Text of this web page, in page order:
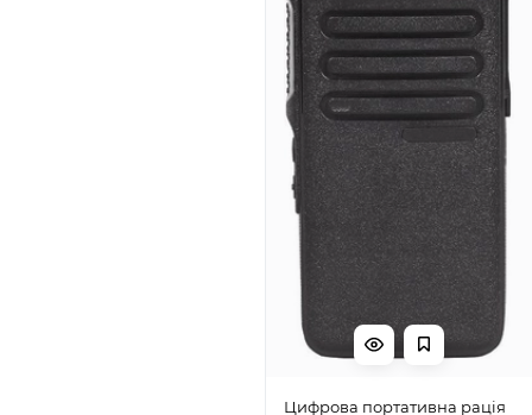
Цифрова портативна рація